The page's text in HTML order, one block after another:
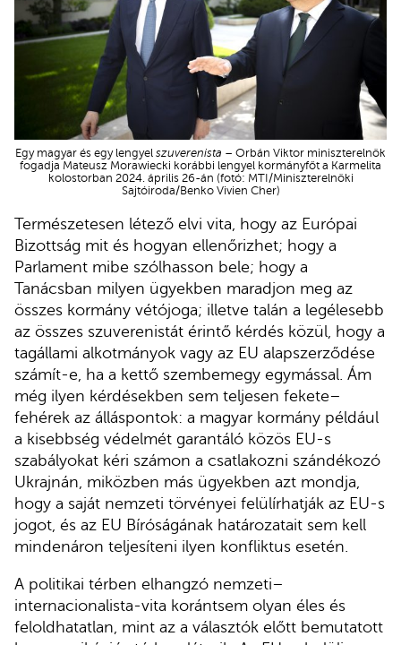
Egy magyar és egy lengyel szuverenista – Orbán Viktor miniszterelnök
fogadja Mateusz Morawiecki korábbi lengyel kormányfőt a Karmelita
kolostorban 2024. április 26-án (fotó: MTI/Miniszterelnöki
Sajtóiroda/Benko Vivien Cher)
Természetesen létező elvi vita, hogy az Európai
Bizottság mit és hogyan ellenőrizhet; hogy a
Parlament mibe szólhasson bele; hogy a
Tanácsban milyen ügyekben maradjon meg az
összes kormány vétójoga; illetve talán a legélesebb
az összes szuverenistát érintő kérdés közül, hogy a
tagállami alkotmányok vagy az EU alapszerződése
számít-e, ha a kettő szembemegy egymással. Ám
még ilyen kérdésekben sem teljesen fekete–
fehérek az álláspontok: a magyar kormány például
a kisebbség védelmét garantáló közös EU-s
szabályokat kéri számon a csatlakozni szándékozó
Ukrajnán, miközben más ügyekben azt mondja,
hogy a saját nemzeti törvényei felülírhatják az EU-s
jogot, és az EU Bíróságának határozatait sem kell
mindenáron teljesíteni ilyen konfliktus esetén.
A politikai térben elhangzó nemzeti–
internacionalista-vita korántsem olyan éles és
feloldhatatlan, mint az a választók előtt bemutatott